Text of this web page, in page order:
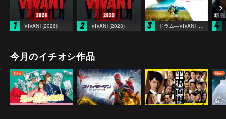
1 VIVANT(2026) 2 VIVANT(2023) 3 ドラム―VIVANT THE ORIGIN STORY― 4
今月のイチオシ作品